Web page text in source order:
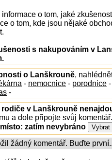
o tom, jaké
o tom, kde jsou nějaké
s nakupováním v
o Lanškrouně,
- nemocnice - porodnice -
-
v Lanškrouně
a dole připojte svůj
zatím nevybráno
žádný komentář. Buďte